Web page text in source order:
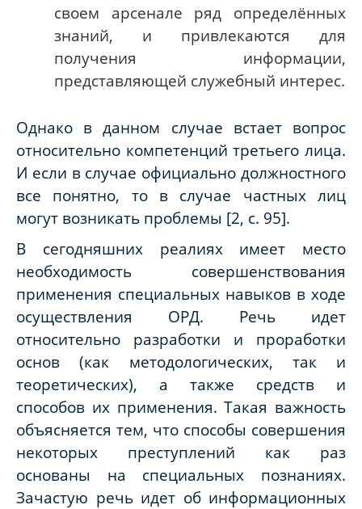
своем арсенале ряд определённых
знаний, и привлекаются для
получения информации,
представляющей служебный интерес.
Однако в данном случае встает вопрос
относительно компетенций третьего лица.
И если в случае официально должностного
все понятно, то в случае частных лиц
могут возникать проблемы [2, c. 95].
В сегодняшних реалиях имеет место
необходимость совершенствования
применения специальных навыков в ходе
осуществления ОРД. Речь идет
относительно разработки и проработки
основ (как методологических, так и
теоретических), а также средств и
способов их применения. Такая важность
объясняется тем, что способы совершения
некоторых преступлений как раз
основаны на специальных познаниях.
Зачастую речь идет об информационных